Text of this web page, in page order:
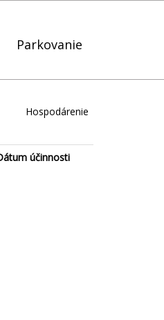
Parkovanie
Hospodárenie
účinnosti